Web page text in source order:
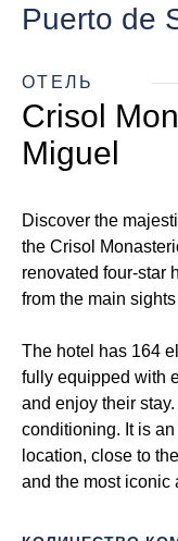
Puerto de
ОТЕЛЬ
Crisol
Miguel
Discover the
the Crisol
renovated four-star
from the main
The hotel has 164
fully equipped with
and enjoy their
conditioning. It is
location, close to
and the most iconic